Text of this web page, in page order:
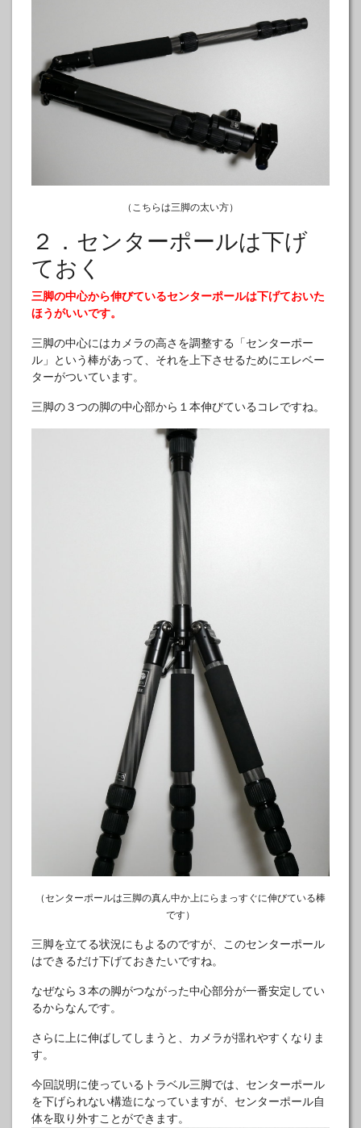
（こちらは三脚の太い方）
２．センターポールは下げ
ておく
三脚の中心から伸びているセンターポールは下げておいた
ほうがいいです。
三脚の中心にはカメラの高さを調整する「センターポー
ル」という棒があって、それを上下させるためにエレベー
ターがついています。
三脚の３つの脚の中心部から１本伸びているコレですね。
（センターポールは三脚の真ん中か上にらまっすぐに伸びている棒
です）
三脚を立てる状況にもよるのですが、このセンターポール
はできるだけ下げておきたいですね。
なぜなら３本の脚がつながった中心部分が一番安定してい
るからなんです。
さらに上に伸ばしてしまうと、カメラが揺れやすくなりま
す。
今回説明に使っているトラベル三脚では、センターポール
を下げられない構造になっていますが、センターポール自
体を取り外すことができます。